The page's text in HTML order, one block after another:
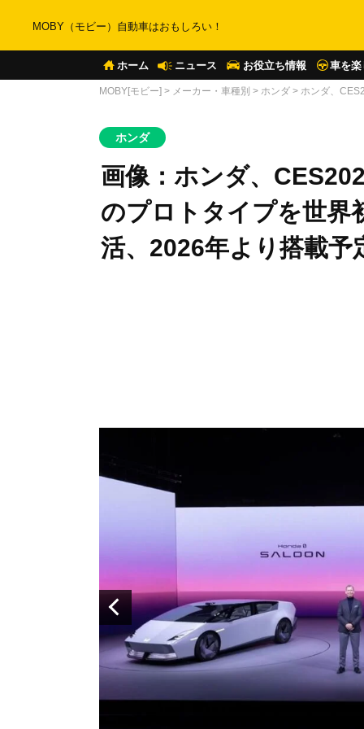
MOBY（モビー）自動車はおもしろい！
ホーム ニュース お役立ち情報 車を楽
MOBY[モビー] > メーカー・車種別 > ホンダ > ホンダ、
ホンダ
画像：ホンダ、
のプロトタイプを世界
活、2026年より搭載予